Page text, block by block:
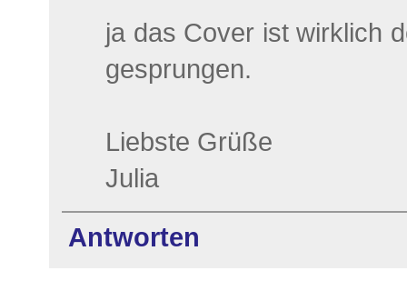
ja das Cover ist wirklich
gesprungen.
Liebste Grüße
Julia
Antworten